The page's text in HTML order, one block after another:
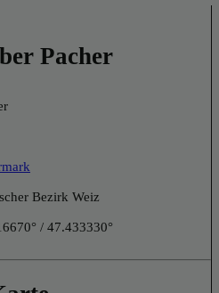
Pacher
Bezirk Weiz
/ 47.433330°